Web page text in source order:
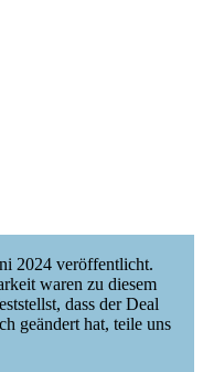
2024 veröffentlicht.
waren zu diesem
dass der Deal
geändert hat, teile uns